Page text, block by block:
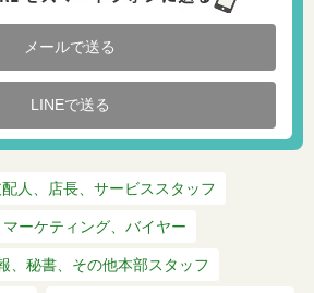
メールで送る
LINEで送る
人、店長、サービススタッフ
ーケティング、バイヤー
、秘書、その他本部スタッフ